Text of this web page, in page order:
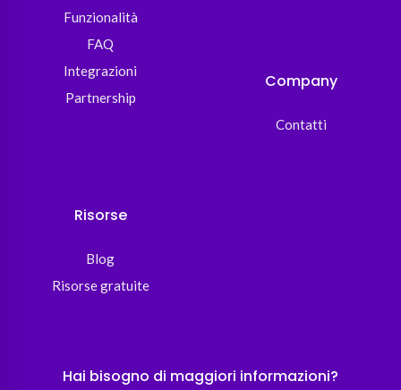
Funzionalità
FAQ
Integrazioni
Partnership
Company
Contatti
Risorse
Blog
Risorse gratuite
Hai bisogno di maggiori informazioni?